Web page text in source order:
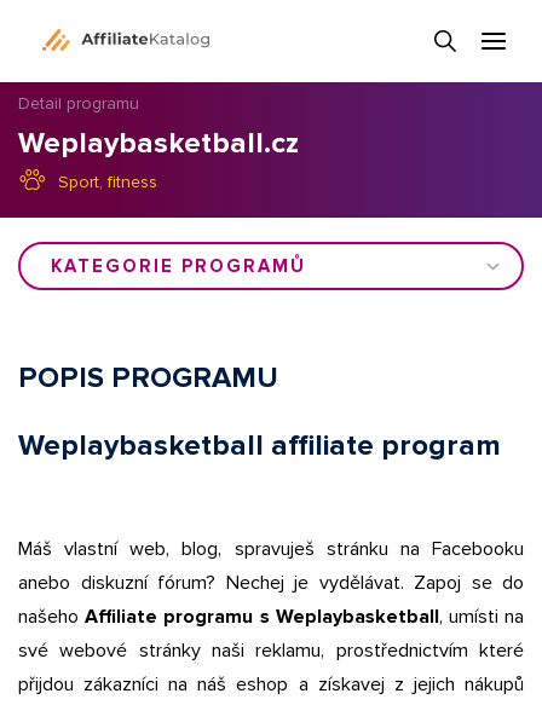
Detail programu
Weplaybasketball.cz
Sport, fitness
KATEGORIE PROGRAMŮ
POPIS PROGRAMU
Weplaybasketball affiliate program
Máš vlastní web, blog, spravuješ stránku na Facebooku
anebo diskuzní fórum? Nechej je vydělávat. Zapoj se do
našehoAffiliate programu s Weplaybasketball, umísti na
své webové stránky naši reklamu, prostřednictvím které
přijdou zákazníci na náš eshop a získavej z jejich nákupů